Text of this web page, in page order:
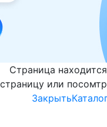
Страница
или
Закрыть